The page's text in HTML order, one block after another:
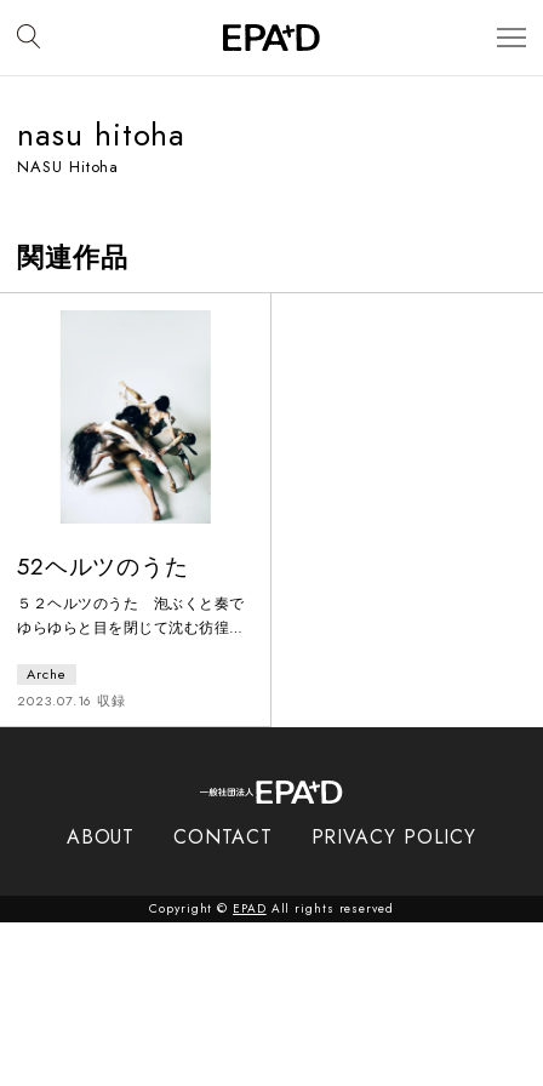
nasu hitoha
NASU Hitoha
関連作品
52ヘルツのうた
５２ヘルツのうた 泡ぶくと奏で
ゆらゆらと目を閉じて沈む彷徨い
な手鯨の唄に耳を傾け アスファル
トを叩く「５２ヘルツの周波数で
鳴く、世界唯一の個体と言われる
かない声と重ね合わせ、身体表
イトル”52ヘルツのうた”とは、
ヘ
Arche
2023.07.16 収録
ABOUT CONTACT PRIVACY POLICY
Copyright © EPAD All rights reserved